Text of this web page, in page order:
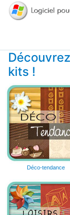
kits !
Déco-tendance